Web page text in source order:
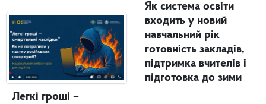
Легкі гроші –
Як система освіти
входить у новий
навчальний рік
готовність закладів,
підтримка вчителів і
підготовка до зими